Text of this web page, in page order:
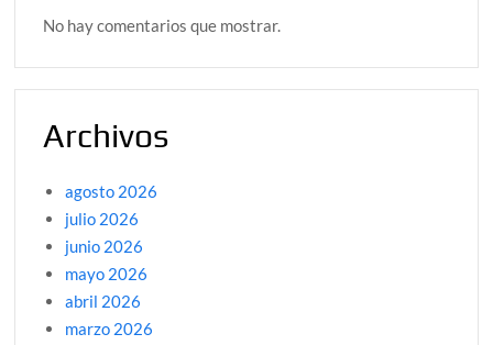
No hay comentarios que mostrar.
Archivos
agosto 2026
julio 2026
junio 2026
mayo 2026
abril 2026
marzo 2026